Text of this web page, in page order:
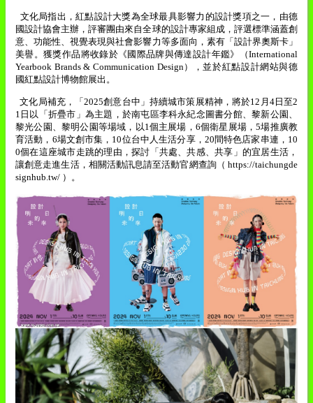
文化局指出，紅點設計大獎為全球最具影響力的設計獎項之一，由德
國設計協會主辦，評審團由來自全球的設計專家組成，評選標準涵蓋創
意、功能性、視覺表現與社會影響力等多面向，素有「設計界奧斯卡」
美譽。獲獎作品將收錄於《國際品牌與傳達設計年鑑》（International
Yearbook Brands & Communication Design ），並於紅點設計網站與德
國紅點設計博物館展出。
文化局補充，「2025創意台中」持續城市策展精神，將於12 月 4日至2
1 日以「折疊市」為主題，於南屯區李科永紀念圖書分館、黎新公園、
黎光公園、黎明公園等場域，以1個主展場， 6個衛星展場，5場推廣教
育活動， 6場文創市集， 10位台中人生活分享， 20間特色店家串連， 10
0個在這座城市走跳的理由，探討「共處、共感、共享」的宜居生活，
讓創意走進生活，相關活動訊息請至活動官網查詢（ https://taichungde
signhub.tw/ ）。